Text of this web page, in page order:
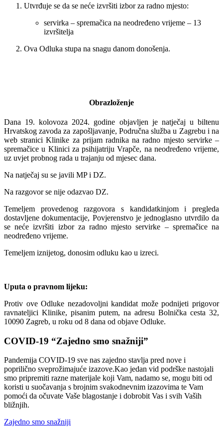
Utvrđuje se da se neće izvršiti izbor za radno mjesto:
servirka – spremačica na neodređeno vrijeme – 13
izvršitelja
Ova Odluka stupa na snagu danom donošenja.
Obrazloženje
Dana 19. kolovoza 2024. godine objavljen je natječaj u biltenu
Hrvatskog zavoda za zapošljavanje, Područna služba u Zagrebu i na
web stranici Klinike za prijam radnika na radno mjesto servirke –
spremačice u Klinici za psihijatriju Vrapče, na neodređeno vrijeme,
uz uvjet probnog rada u trajanju od mjesec dana.
Na natječaj su se javili MP i DZ.
Na razgovor se nije odazvao DZ.
Temeljem provedenog razgovora s kandidatkinjom i pregleda
dostavljene dokumentacije, Povjerenstvo je jednoglasno utvrdilo da
se neće izvršiti izbor za radno mjesto servirke – spremačice na
neodređeno vrijeme.
Temeljem iznijetog, donosim odluku kao u izreci.
Uputa o pravnom lijeku:
Protiv ove Odluke nezadovoljni kandidat može podnijeti prigovor
ravnateljici Klinike, pisanim putem, na adresu Bolnička cesta 32,
10090 Zagreb, u roku od 8 dana od objave Odluke.
COVID-19 “Zajedno smo snažniji”
Pandemija COVID-19 sve nas zajedno stavlja pred nove i
poprilično sveprožimajuće izazove.Kao jedan vid podrške nastojali
smo pripremiti razne materijale koji Vam, nadamo se, mogu biti od
koristi u suočavanja s brojnim svakodnevnim izazovima te Vam
pomoći da očuvate Vaše blagostanje i dobrobit Vas i svih Vaših
bližnjih.
Zajedno smo snažniji